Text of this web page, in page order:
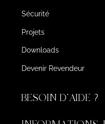
Sécurité
Projets
Downloads
Devenir Revendeur
BESOIN D'AIDE ?